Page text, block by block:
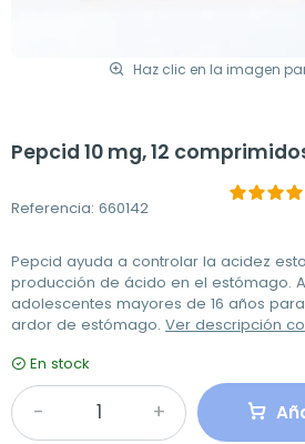
Haz clic en la imagen
Pepcid 10 mg, 12
Referencia: 660142
Pepcid ayuda a controlar la acidez
producción de ácido en el estómago.
adolescentes mayores de 16 años
ardor de estómago. Ver descripción
En stock